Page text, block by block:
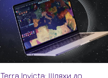
Terra Invicta: Шляхи до